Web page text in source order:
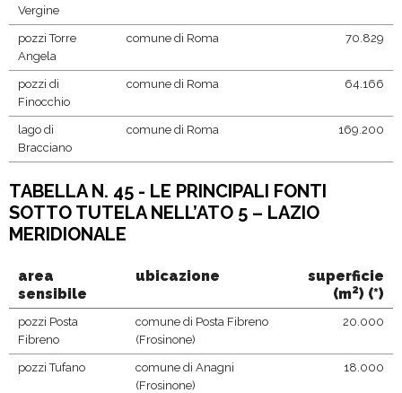
Vergine
pozzi Torre
Angela
comune di Roma 70.829
pozzi di
Finocchio
comune di Roma 64.166
lago di
Bracciano
comune di Roma 169.200
TABELLA N. 45 - LE PRINCIPALI FONTI
SOTTO TUTELA NELL’ATO 5 – LAZIO
MERIDIONALE
area
sensibile
ubicazione
superficie
(m2) (*)
pozzi Posta
Fibreno
comune di Posta Fibreno
(Frosinone)
20.000
pozzi Tufano
comune di Anagni
(Frosinone)
18.000